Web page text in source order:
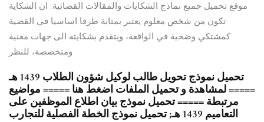
موقع تحميل جميع نماذج الشكايات والمقالات القضائية. ان الشكاية
تكون من شخص معلوم يعتبر بمثابة طرفا اساسيا في القضية
كمشتكي وضحية في الواقعة، ويتقدم بشكايته الى جهات معنية
ومتخصصة، للنظر
تحميل نموذج تحويل طالب لوكيل شؤون الطلاب 1439 هـ
===== لمشاهدة و تحميل الملفات اضغط هنا ===== مواضيع
مرتبطة ===== تحميل نموذج بيان اطلاع الموظفين على
التعاميم 1439 هـ; تحميل نموذج الخطة الفصلية للتجارب